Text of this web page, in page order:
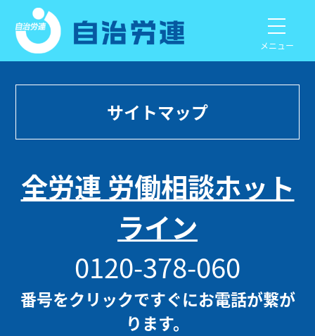
メニュー
サイトマップ
全労連 労働相談ホット
ライン
0120-378-060
番号をクリックですぐにお電話が繋が
ります。